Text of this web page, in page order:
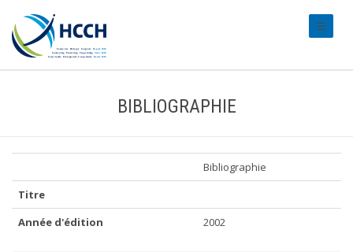
BIBLIOGRAPHIE
Bibliographie
Titre
Année d'édition
2002